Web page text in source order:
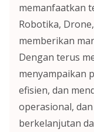
memanfaatkan
Robotika,
memberikan
Dengan terus
menyampaikan
efisien, dan
operasional,
berkelanjutan